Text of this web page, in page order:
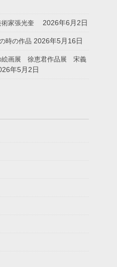
術家張光奎 2026年6月2日
時の作品 2026年5月16日
絵画展 徐恵君作品展 宋義
年5月2日